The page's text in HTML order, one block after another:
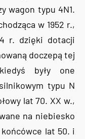
wagon typu 4N1.
w 1952 r.,
r. dzięki dotacji
doczepą tej
były one
typu N
lat 70. XX w.,
na niebiesko
lat 50. i